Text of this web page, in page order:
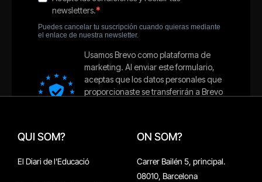
QUI SOM?
El Diari de l'Educació
ON SOM?
Carrer Bailén 5, principal.
08010, Barcelona